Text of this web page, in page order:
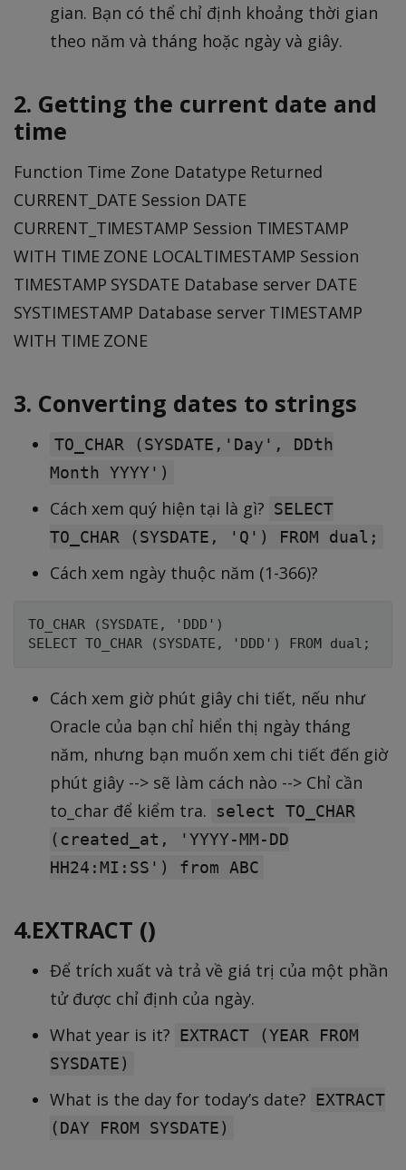
gian. Bạn có thể chỉ định khoảng thời gian
theo năm và tháng hoặc ngày và giây.
2. Getting the current date and
time
Function Time Zone Datatype Returned
CURRENT_DATE Session DATE
CURRENT_TIMESTAMP Session TIMESTAMP
WITH TIME ZONE LOCALTIMESTAMP Session
TIMESTAMP SYSDATE Database server DATE
SYSTIMESTAMP Database server TIMESTAMP
WITH TIME ZONE
3. Converting dates to strings
TO_CHAR (SYSDATE,'Day', DDth
Month YYYY')
Cách xem quý hiện tại là gì? SELECT
TO_CHAR (SYSDATE, 'Q') FROM dual;
Cách xem ngày thuộc năm (1-366)?
TO_CHAR (SYSDATE, 'DDD')
Cách xem giờ phút giây chi tiết, nếu như
Oracle của bạn chỉ hiển thị ngày tháng
năm, nhưng bạn muốn xem chi tiết đến giờ
phút giây --> sẽ làm cách nào --> Chỉ cần
to_char để kiểm tra.
select TO_CHAR
(created_at, 'YYYY-MM-DD
HH24:MI:SS') from ABC
4.EXTRACT ()
Để trích xuất và trả về giá trị của một phần
tử được chỉ định của ngày.
What year is it? EXTRACT (YEAR FROM
SYSDATE)
What is the day for today’s date? EXTRACT
(DAY FROM SYSDATE)